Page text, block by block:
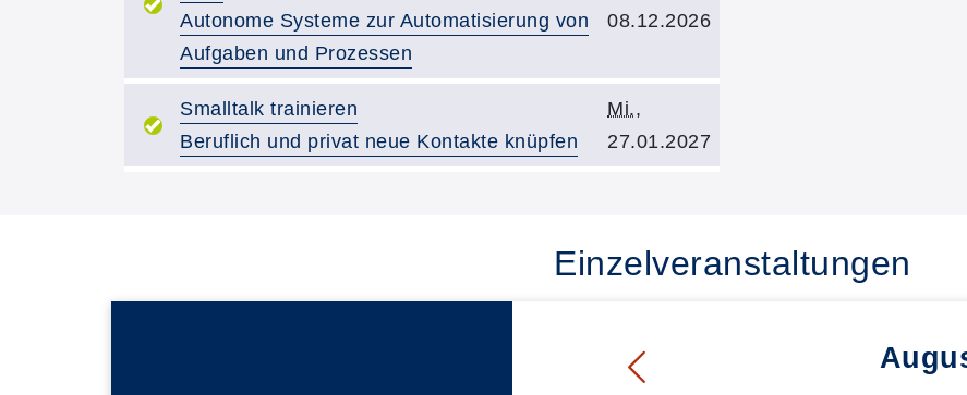
Autonome Systeme zur Automatisierung von
Aufgaben und Prozessen
08.12.2026
Kurstitel:
Smalltalk trainieren
Beruflich und privat neue Kontakte knüpfen
Kursbeginn:
Mi.,
27.01.2027
Einzelveranstaltungen